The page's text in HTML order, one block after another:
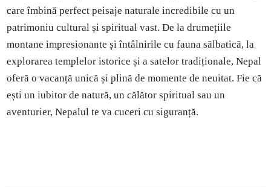
care îmbină perfect peisaje naturale incredibile cu un
patrimoniu cultural și spiritual vast. De la drumețiile
montane impresionante și întâlnirile cu fauna sălbatică, la
explorarea templelor istorice și a satelor tradiționale, Nepal
oferă o vacanță unică și plină de momente de neuitat. Fie că
ești un iubitor de natură, un călător spiritual sau un
aventurier, Nepalul te va cuceri cu siguranță.